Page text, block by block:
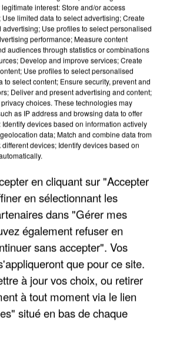
CANICULES, LES REFUGES
interest: Store and/or access
limited data to select advertising; Create
Use profiles to select personalised
performance; Measure content
audiences through statistics or combinations
Develop and improve services; Create
Use profiles to select personalised
to select content; Ensure security, prevent and
Deliver and present advertising and content;
choices. These technologies may
as IP address and browsing data to offer
devices based on information actively
data; Match and combine data from
devices; Identify devices based on
en cliquant sur "Accepter
en sélectionnant les
dans "Gérer mes
également refuser en
sans accepter". Vos
que pour ce site.
à jour vos choix, ou retirer
à tout moment via le lien
situé en bas de chaque